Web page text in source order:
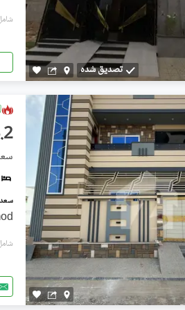
تصدیق شدہ
شامل
شامل